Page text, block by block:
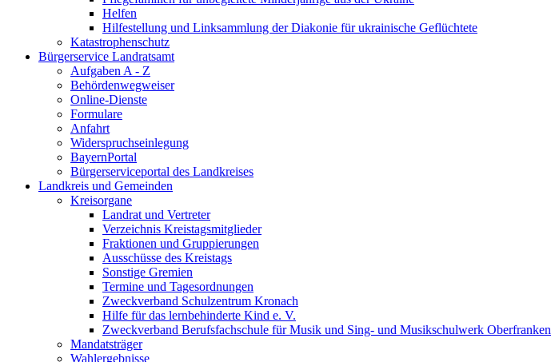
Helfen
Hilfestellung und Linksammlung der Diakonie für ukrainische Geflüchtete
Katastrophenschutz
Bürgerservice Landratsamt
Aufgaben A - Z
Behördenwegweiser
Online-Dienste
Formulare
Anfahrt
Widerspruchseinlegung
BayernPortal
Bürgerserviceportal des Landkreises
Landkreis und Gemeinden
Kreisorgane
Landrat und Vertreter
Verzeichnis Kreistagsmitglieder
Fraktionen und Gruppierungen
Ausschüsse des Kreistags
Sonstige Gremien
Termine und Tagesordnungen
Zweckverband Schulzentrum Kronach
Hilfe für das lernbehinderte Kind e. V.
Zweckverband Berufsfachschule für Musik und Sing- und Musikschulwerk Oberfranken
Mandatsträger
Wahlergebnisse